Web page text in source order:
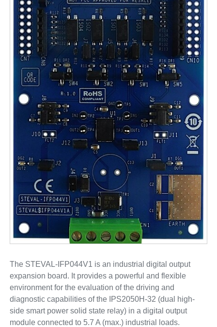
The STEVAL-IFP044V1 is an industrial digital output
expansion board. It provides a powerful and flexible
environment for the evaluation of the driving and
diagnostic capabilities of the IPS2050H-32 (dual high-
side smart power solid state relay) in a digital output
module connected to 5.7 A (max.) industrial loads.